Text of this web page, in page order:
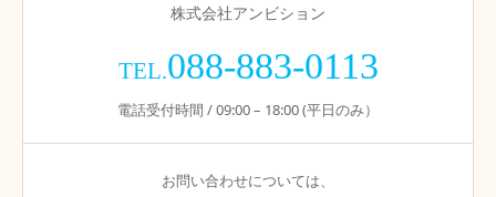
株式会社アンビション
TEL.088-883-0113
電話受付時間 / 09:00 – 18:00 (平日のみ）
お問い合わせについては、